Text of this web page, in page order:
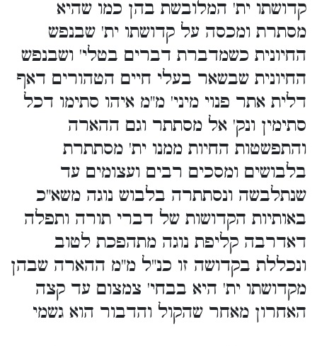
קדושתו ית' המלובשת בהן כמו שהיא
מסתרת ומכסה על קדושתו ית' שבנפש
החיונית כשמדברת דברים בטלי' ושבנפש
החיונית שבשאר בעלי חיים הטהורים דאף
דלית אתר פנוי מיני' מ"מ איהו סתימו דכל
סתימין ונק' אל מסתתר וגם ההארה
והתפשטות החיות ממנו ית' מסתתרת
בלבושים ומסכים רבים ועצומים עד
שנתלבשה ונסתתרה בלבוש נוגה משא"כ
באותיות הקדושות של דברי תורה ותפלה
דאדרבה קליפת נוגה מתהפכת לטוב
ונכללת בקדושה זו כנ"ל מ"מ ההארה שבהן
מקדושתו ית' היא בבחי' צמצום עד קצה
האחרון מאחר שהקול והדבור הוא גשמי